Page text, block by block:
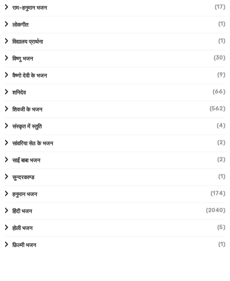
राम-हनुमान भजन (17)
लोकगीत (1)
विद्यालय प्रार्थना (1)
विष्णु भजन (30)
वैष्णो देवी के भजन (9)
शनिदेव (66)
शिवजी के भजन (562)
संस्कृत में स्तुति (4)
सांवरिया सेठ के भजन (2)
साईं बाबा भजन (2)
सुन्दरकाण्ड (1)
हनुमान भजन (174)
हिंदी भजन (2040)
होली भजन (5)
फ़िल्मी भजन (1)